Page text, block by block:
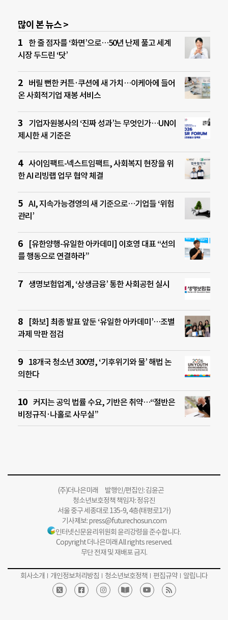
많이 본 뉴스 >
한 줄 점자를 ‘화면’으로…50년 난제 풀고 세계
시장 두드린 ‘닷’
버릴 뻔한 커튼·쿠션에 새 가치…이케아에 들어
온 사회적기업 재봉 서비스
기업자원봉사의 ‘진짜 성과’는 무엇인가…UN이
제시한 새 기준은
사이임팩트-넥스트임팩트, 사회복지 현장을 위
한 AI 리빙랩 업무 협약 체결
AI, 지속가능경영의 새 기준으로…기업들 ‘위험
관리’
[유한양행-유일한 아카데미] 이호영 대표 “선의
를 행동으로 연결하라”
생명보험업계, ‘상생금융’ 통한 사회공헌 실시
[화보] 최종 발표 앞둔 ‘유일한 아카데미’…조별
과제 막판 점검
18개국 청소년 300명, ‘기후위기와 물’ 해법 논
의한다
커지는 공익 법률 수요, 기반은 취약…“절반은
비정규직·나홀로 사무실”
(주)더나은미래 발행인/편집인: 김윤곤
청소년보호정책 책임자: 정유진
서울 중구 세종대로 135-9, 4층(태평로1가)
기사제보:press@futurechosun.com
인터넷신문윤리위원회 윤리강령을 준수합니다.
Copyright 더나은미래 All rights reserved.
무단 전재 및 재배포 금지.
회사소개 개인정보처리방침 청소년보호정책 편집규약 알립니다